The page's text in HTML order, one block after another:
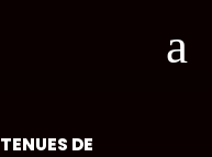
a
TENUES DE